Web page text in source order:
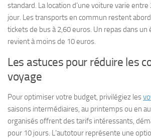
standard. La location d’une voiture varie
jour. Les transports en commun restent
tickets de bus à 2,60 euros. Un repas dans
revient à moins de 10 euros.
Les astuces pour réduire les
voyage
Pour optimiser votre budget, privilégiez les
saisons intermédiaires, au printemps ou en
organisés offrent des tarifs intéressants,
pour 10 jours. L’autotour représente une